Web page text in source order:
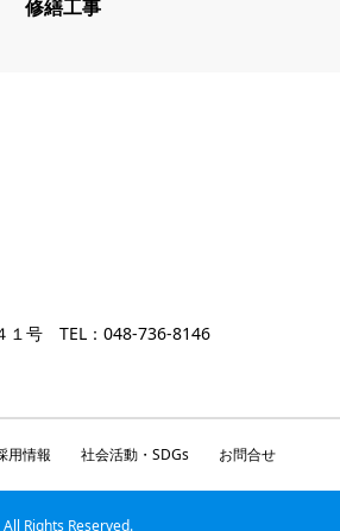
修繕工事
１号 TEL：048-736-8146
用情報 社会活動・SDGs お問合せ
Rights Reserved.